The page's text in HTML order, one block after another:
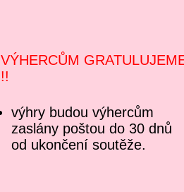
VÝHERCŮM
!!
výhry budou výhercům
zaslány poštou do 30 dnů
od ukončení soutěže.